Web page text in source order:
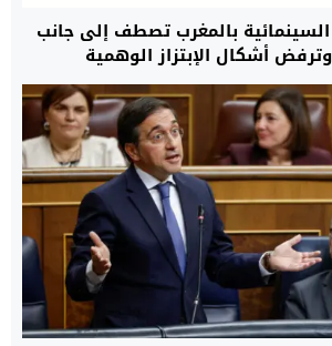
بالمغرب تصطف إلى جانب
أشكال الإبتزاز الوهمية